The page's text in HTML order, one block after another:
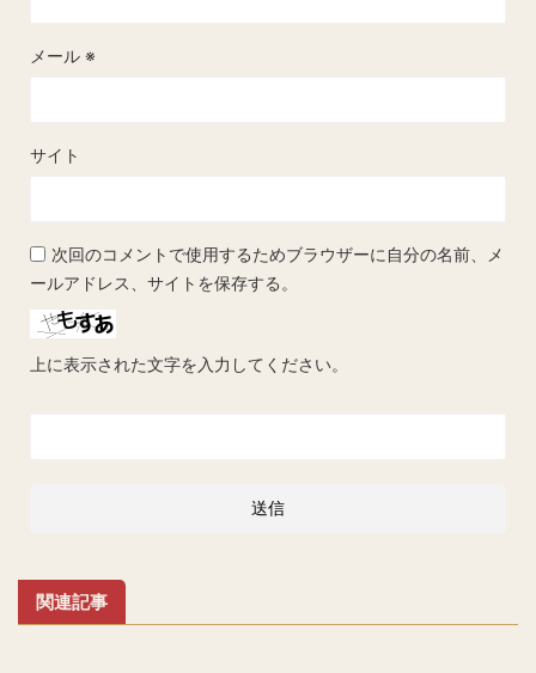
メール ※
サイト
次回のコメントで使用するためブラウザーに自分の名前、メ
ールアドレス、サイトを保存する。
上に表示された文字を入力してください。
関連記事